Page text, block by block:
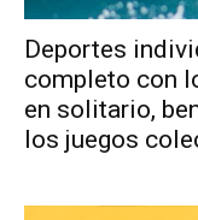
Deportes
completo con
en solitario,
los juegos